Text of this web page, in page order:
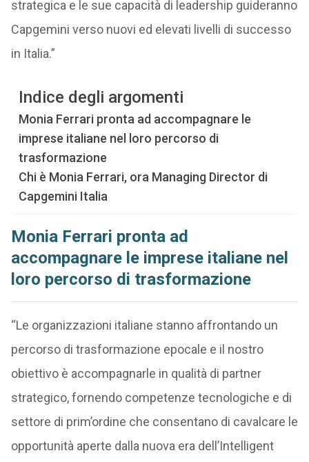
strategica e le sue capacità di leadership guideranno
Capgemini verso nuovi ed elevati livelli di successo
in Italia.”
Indice degli argomenti
Monia Ferrari pronta ad accompagnare le
imprese italiane nel loro percorso di
trasformazione
Chi è Monia Ferrari, ora Managing Director di
Capgemini Italia
Monia Ferrari pronta ad
accompagnare le imprese italiane nel
loro percorso di trasformazione
“Le organizzazioni italiane stanno affrontando un
percorso di trasformazione epocale e il nostro
obiettivo è accompagnarle in qualità di partner
strategico, fornendo competenze tecnologiche e di
settore di prim’ordine che consentano di cavalcare le
opportunità aperte dalla nuova era dell’Intelligent